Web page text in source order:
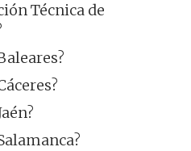
Técnica de